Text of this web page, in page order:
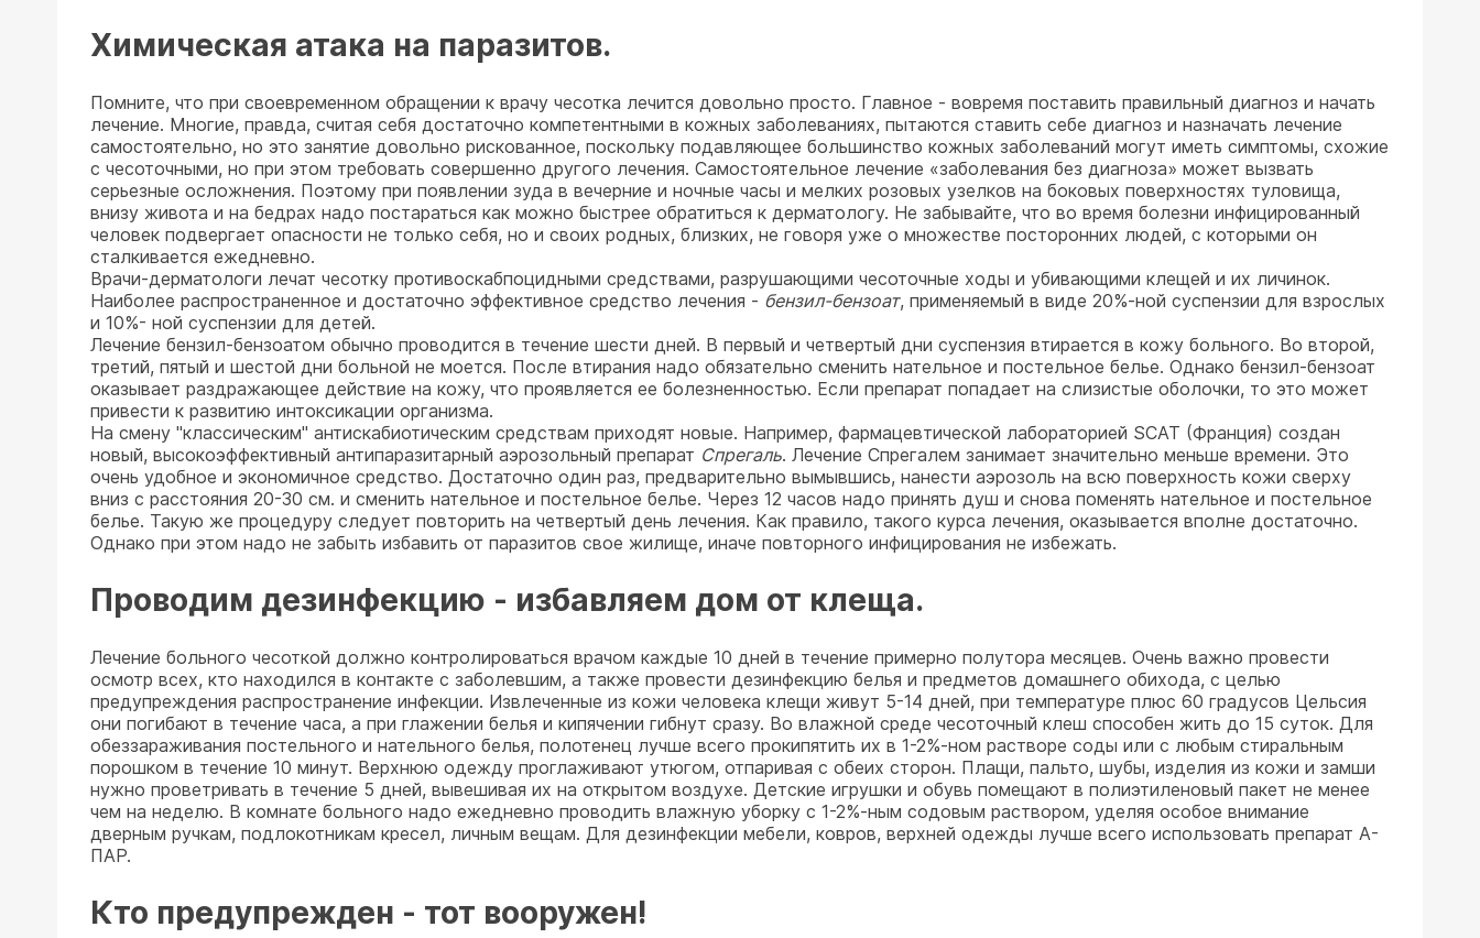
Химическая атака на паразитов.
Помните, что при своевременном обращении к врачу чесотка лечится довольно просто. Главное - вовремя поставить правильный диагноз и начать
лечение. Многие, правда, считая себя достаточно компетентными в кожных заболеваниях, пытаются ставить себе диагноз и назначать лечение
самостоятельно, но это занятие довольно рискованное, поскольку подавляющее большинство кожных заболеваний могут иметь симптомы, схожие
с чесоточными, но при этом требовать совершенно другого лечения. Самостоятельное лечение «заболевания без диагноза» может вызвать
серьезные осложнения. Поэтому при появлении зуда в вечерние и ночные часы и мелких розовых узелков на боковых поверхностях туловища,
внизу живота и на бедрах надо постараться как можно быстрее обратиться к дерматологу. Не забывайте, что во время болезни инфицированный
человек подвергает опасности не только себя, но и своих родных, близких, не говоря уже о множестве посторонних людей, с которыми он
сталкивается ежедневно.
Врачи-дерматологи лечат чесотку противоскабпоцидными средствами, разрушающими чесоточные ходы и убивающими клещей и их личинок.
Наиболее распространенное и достаточно эффективное средство лечения - бензил-бензоат, применяемый в виде 20%-ной суспензии для взрослых
и 10%- ной суспензии для детей.
Лечение бензил-бензоатом обычно проводится в течение шести дней. В первый и четвертый дни суспензия втирается в кожу больного. Во второй,
третий, пятый и шестой дни больной не моется. После втирания надо обязательно сменить нательное и постельное белье. Однако бензил-бензоат
оказывает раздражающее действие на кожу, что проявляется ее болезненностью. Если препарат попадает на слизистые оболочки, то это может
привести к развитию интоксикации организма.
На смену "классическим" антискабиотическим средствам приходят новые. Например, фармацевтической лабораторией SСАТ (Франция) создан
новый, высокоэффективный антипаразитарный аэрозольный препарат Спрегаль. Лечение Спрегалем занимает значительно меньше времени. Это
очень удобное и экономичное средство. Достаточно один раз, предварительно вымывшись, нанести аэрозоль на всю поверхность кожи сверху
вниз с расстояния 20-30 см. и сменить нательное и постельное белье. Через 12 часов надо принять душ и снова поменять нательное и постельное
белье. Такую же процедуру следует повторить на четвертый день лечения. Как правило, такого курса лечения, оказывается вполне достаточно.
Однако при этом надо не забыть избавить от паразитов свое жилище, иначе повторного инфицирования не избежать.
Проводим дезинфекцию - избавляем дом от клеща.
Лечение больного чесоткой должно контролироваться врачом каждые 10 дней в течение примерно полутора месяцев. Очень важно провести
осмотр всех, кто находился в контакте с заболевшим, а также провести дезинфекцию белья и предметов домашнего обихода, с целью
предупреждения распространение инфекции. Извлеченные из кожи человека клещи живут 5-14 дней, при температуре плюс 60 градусов Цельсия
они погибают в течение часа, а при глажении белья и кипячении гибнут сразу. Во влажной среде чесоточный клеш способен жить до 15 суток. Для
обеззараживания постельного и нательного белья, полотенец лучше всего прокипятить их в 1-2%-ном растворе соды или с любым стиральным
порошком в течение 10 минут. Верхнюю одежду проглаживают утюгом, отпаривая с обеих сторон. Плащи, пальто, шубы, изделия из кожи и замши
нужно проветривать в течение 5 дней, вывешивая их на открытом воздухе. Детские игрушки и обувь помещают в полиэтиленовый пакет не менее
чем на неделю. В комнате больного надо ежедневно проводить влажную уборку с 1-2%-ным содовым раствором, уделяя особое внимание
дверным ручкам, подлокотникам кресел, личным вещам. Для дезинфекции мебели, ковров, верхней одежды лучше всего использовать препарат А-
ПАР.
Кто предупрежден - тот вооружен!